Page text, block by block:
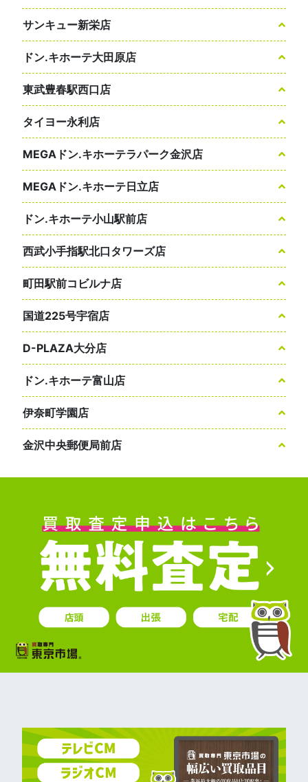
サンキュー新栄店
ドン.キホーテ大田原店
東武豊春駅西口店
タイヨー永利店
MEGAドン.キホーテラパーク金沢店
MEGAドン.キホーテ日立店
ドン.キホーテ小山駅前店
西武小手指駅北口タワーズ店
町田駅前コビルナ店
国道225号宇宿店
D-PLAZA大分店
ドン.キホーテ富山店
伊奈町学園店
金沢中央郵便局前店